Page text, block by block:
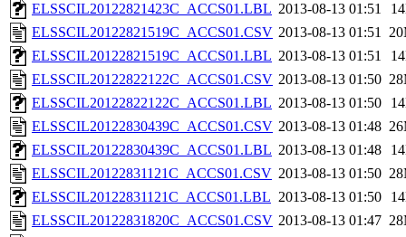
ELSSCIL20122821423C_ACCS01.LBL 2013-08-13 01:51
ELSSCIL20122821519C_ACCS01.CSV 2013-08-13 01:51
ELSSCIL20122821519C_ACCS01.LBL 2013-08-13 01:51
ELSSCIL20122822122C_ACCS01.CSV 2013-08-13 01:50
ELSSCIL20122822122C_ACCS01.LBL 2013-08-13 01:50
ELSSCIL20122830439C_ACCS01.CSV 2013-08-13 01:48
ELSSCIL20122830439C_ACCS01.LBL 2013-08-13 01:48
ELSSCIL20122831121C_ACCS01.CSV 2013-08-13 01:50
ELSSCIL20122831121C_ACCS01.LBL 2013-08-13 01:50
ELSSCIL20122831820C_ACCS01.CSV 2013-08-13 01:47